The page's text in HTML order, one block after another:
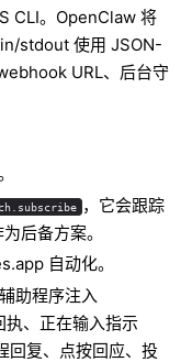
CLI。OpenClaw 将
stdout 使用 JSON-
URL、后台守
，它会跟踪
后备方案。
自动化。
助程序注入
、正在输入指示
回复、点按回应、投